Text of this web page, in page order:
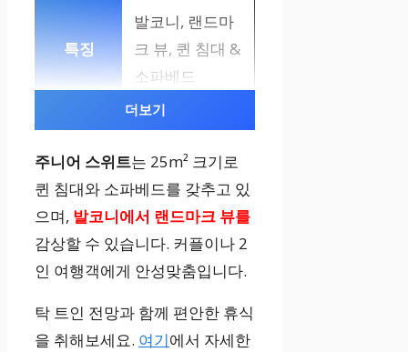
발코니, 랜드마
크 뷰, 퀸 침대 &
소파베드
커플, 2인 여행
객
쿼드러플룸 (바
다 전망)
씨뷰, 퀸 침대 2
개
더보기
주니어 스위트는 25m² 크기로
퀸 침대와 소파베드를 갖추고 있
으며, 발코니에서 랜드마크 뷰를
감상할 수 있습니다. 커플이나 2
인 여행객에게 안성맞춤입니다.
탁 트인 전망과 함께 편안한 휴식
을 취해보세요. 여기에서 자세한